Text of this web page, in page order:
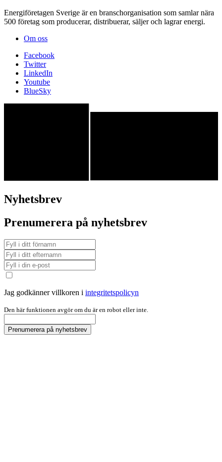
Energiföretagen Sverige är en branschorganisation som samlar nära
500 företag som producerar, distribuerar, säljer och lagrar energi.
Om oss
Facebook
Twitter
LinkedIn
Youtube
BlueSky
Nyhetsbrev
Prenumerera på nyhetsbrev
Jag godkänner villkoren i integritetspolicyn
Den här funktionen avgör om du är en robot eller inte.